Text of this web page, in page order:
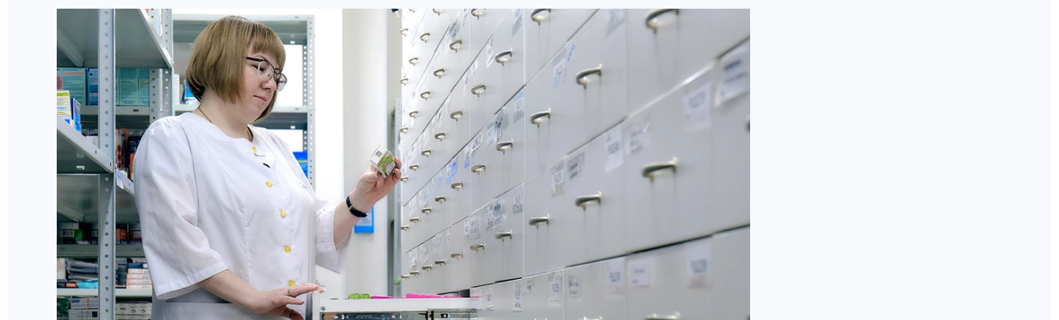
НАШИ В ДЕЛЕ ЦЕНЫ В ЧЕЛЯБИНСКЕ МАЛЕНЬКИЙ ЧЕМПИОН УРАЛЬСКИЙ ТРИП ЛУЧШИЙ СТРОИТЕЛЬ
ИСПЫТАНО НА СЕБЕ